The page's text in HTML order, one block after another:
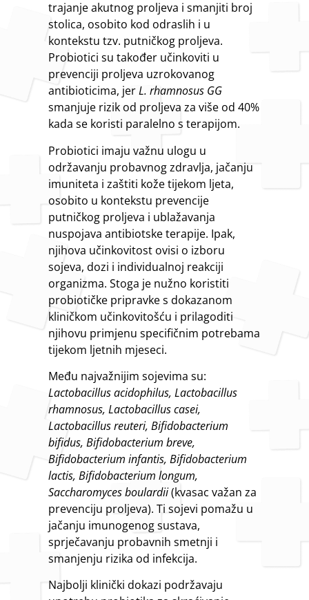
trajanje akutnog proljeva i smanjiti broj
stolica, osobito kod odraslih i u
kontekstu tzv. putničkog proljeva.
Probiotici su također učinkoviti u
prevenciji proljeva uzrokovanog
antibioticima, jerL. rhamnosus GG
smanjuje rizik od proljeva za više od 40%
kada se koristi paralelno s terapijom.
Probiotici imaju važnu ulogu u
održavanju probavnog zdravlja, jačanju
imuniteta i zaštiti kože tijekom ljeta,
osobito u kontekstu prevencije
putničkog proljeva i ublažavanja
nuspojava antibiotske terapije. Ipak,
njihova učinkovitost ovisi o izboru
sojeva, dozi i individualnoj reakciji
organizma. Stoga je nužno koristiti
probiotičke pripravke s dokazanom
kliničkom učinkovitošću i prilagoditi
njihovu primjenu specifičnim potrebama
tijekom ljetnih mjeseci.
Među najvažnijim sojevima su:
Lactobacillus acidophilus, Lactobacillus
rhamnosus, Lactobacillus casei,
Lactobacillus reuteri, Bifidobacterium
bifidus, Bifidobacterium breve,
Bifidobacterium infantis, Bifidobacterium
lactis, Bifidobacterium longum,
Saccharomyces boulardii(kvasac važan za
prevenciju proljeva). Ti sojevi pomažu u
jačanju imunogenog sustava,
sprječavanju probavnih smetnji i
smanjenju rizika od infekcija.
Najbolji klinički dokazi podržavaju